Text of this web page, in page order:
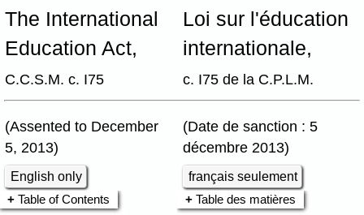
The International
Education Act,
C.C.S.M. c. I75
Loi sur l'éducation
internationale,
c. I75 de la C.P.L.M.
(Assented to December
5, 2013)
(Date de sanction : 5
décembre 2013)
English only
français seulement
Table of Contents
Table des matières